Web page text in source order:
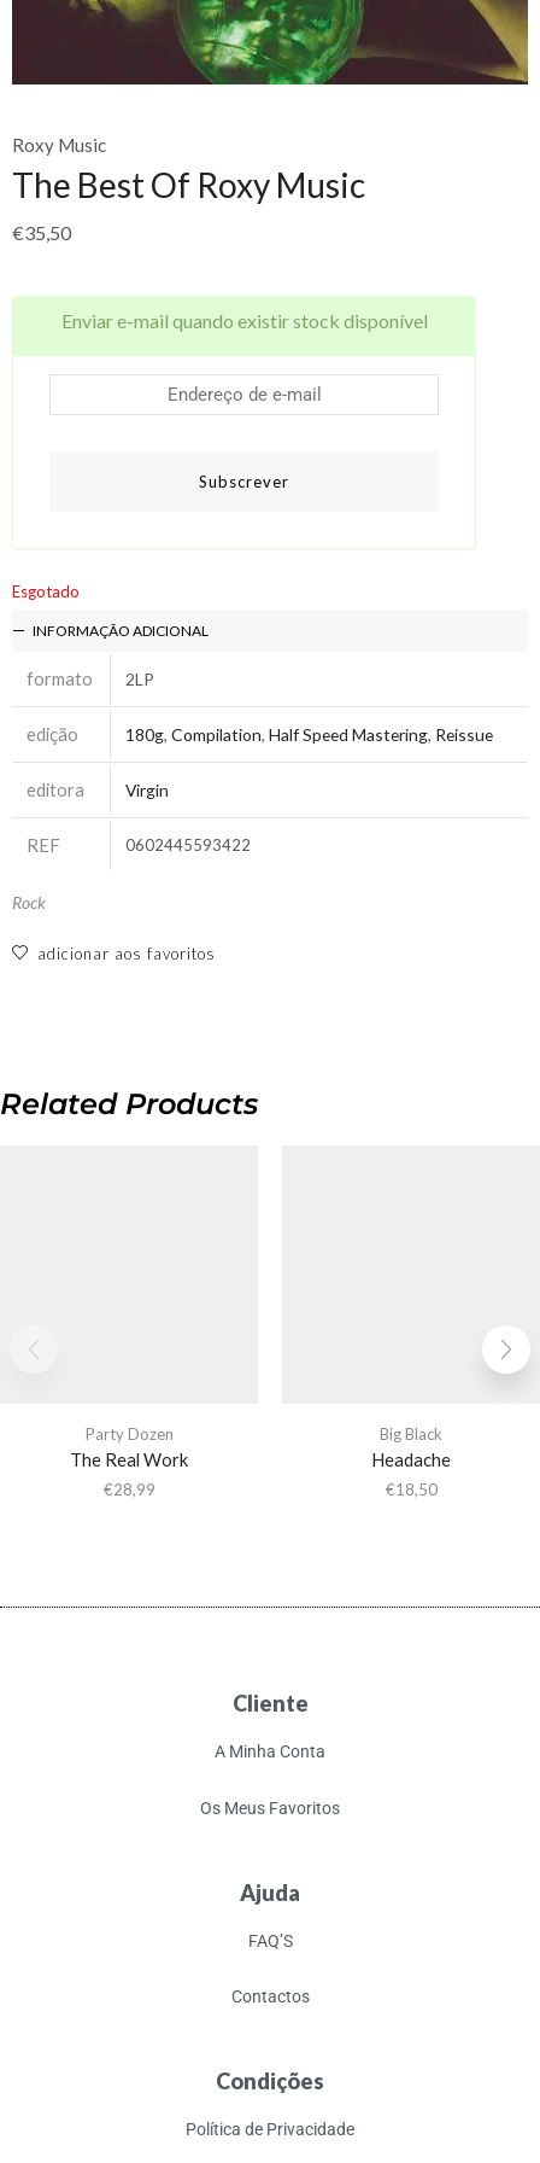
Roxy Music
The Best Of Roxy Music
€35,50
Enviar e-mail quando existir stock disponível
Subscrever
Esgotado
INFORMAÇÃO ADICIONAL
formato 2LP
edição 180g, Compilation, Half Speed Mastering, Reissue
editora Virgin
REF 0602445593422
Rock
adicionar aos favoritos
Related Products
Party Dozen
The Real Work
€28,99
Big Black
Headache
€18,50
Cliente
A Minha Conta
Os Meus Favoritos
Ajuda
FAQ’S
Contactos
Condições
Política de Privacidade